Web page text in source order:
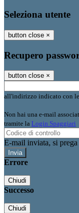
Seleziona utente
button close ×
Recupero
button close ×
all'indirizzo indicato con
Non hai una e-mail
tramite la Login Spaggiari
E-mail inviata, si
Errore
Chiudi
Successo
Chiudi